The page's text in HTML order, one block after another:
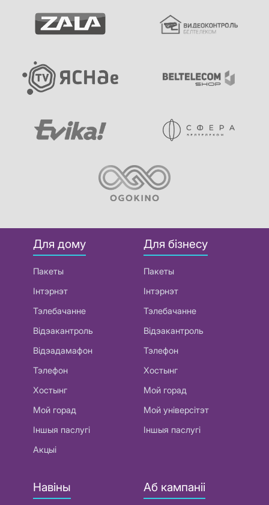
Для дому
Пакеты
Інтэрнэт
Тэлебачанне
Відэакантроль
Відэадамафон
Тэлефон
Хостынг
Мой горад
Іншыя паслугі
Акцыі
Для бізнесу
Пакеты
Інтэрнэт
Тэлебачанне
Відэакантроль
Тэлефон
Хостынг
Мой горад
Мой універсітэт
Іншыя паслугі
Навіны Аб кампаніі